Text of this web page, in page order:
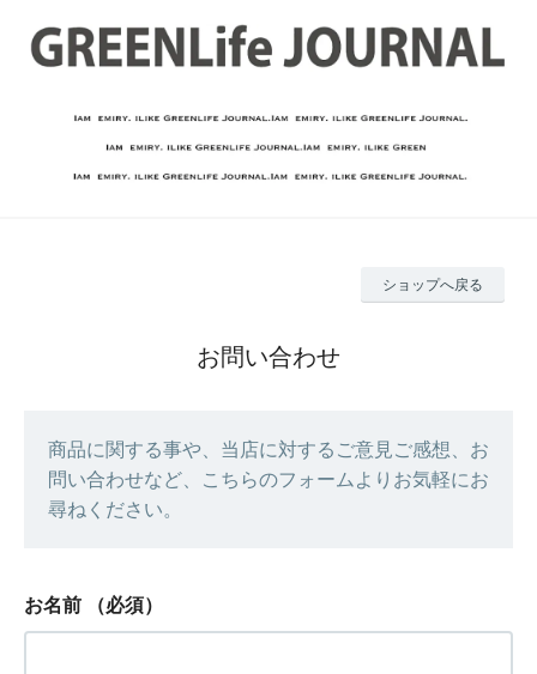
ショップへ戻る
お問い合わせ
商品に関する事や、当店に対するご意見ご感想、お
問い合わせなど、こちらのフォームよりお気軽にお
尋ねください。
お名前 （必須）